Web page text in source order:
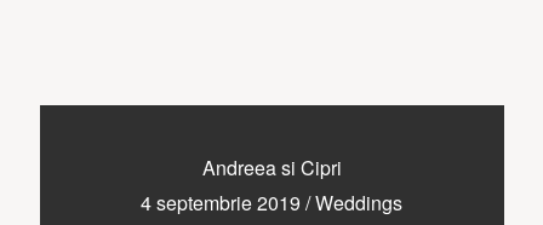
Andreea si Cipri
4 septembrie 2019 /Weddings
CONTACT